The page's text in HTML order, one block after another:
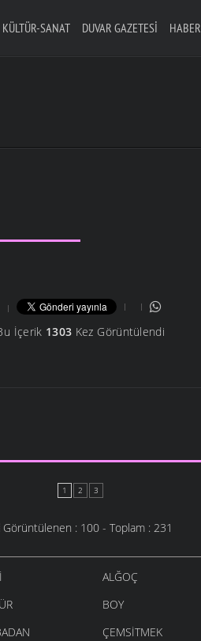
KÜLTÜR-SANAT DUVAR GAZETESI HABER
İçerik 1303 Kez Görüntülendi
1 2 3
Görüntülenen : 100 - Toplam : 231
ALĞOÇ
BOY
ÇEMSITMEK